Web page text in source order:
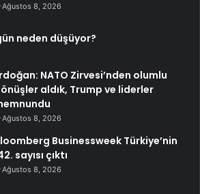
Ağustos 8, 2026
neden düşüyor?
NATO Zirvesi’nden olumlu
aldık, Trump ve liderler
Ağustos 8, 2026
Businessweek Türkiye’nin
sayısı çıktı
Ağustos 8, 2026